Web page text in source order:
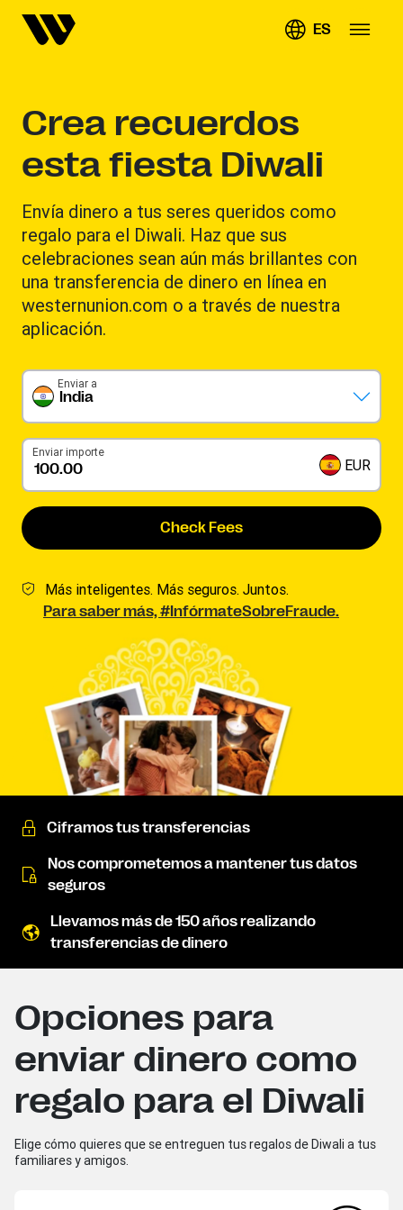
ES
Crea recuerdos
esta fiesta Diwali
Envía dinero a tus seres queridos como
regalo para el Diwali. Haz que sus
celebraciones sean aún más brillantes con
una transferencia de dinero en línea en
westernunion.com o a través de nuestra
aplicación.
India
Enviar a
Enviar importe
EUR
Check Fees
Más inteligentes. Más seguros. Juntos.
Para saber más, #InfórmateSobreFraude.
Ciframos tus transferencias
Nos comprometemos a mantener tus datos
seguros
Llevamos más de 150 años realizando
transferencias de dinero
Opciones para
enviar dinero como
regalo para el Diwali
Elige cómo quieres que se entreguen tus regalos de Diwali a tus
familiares y amigos.